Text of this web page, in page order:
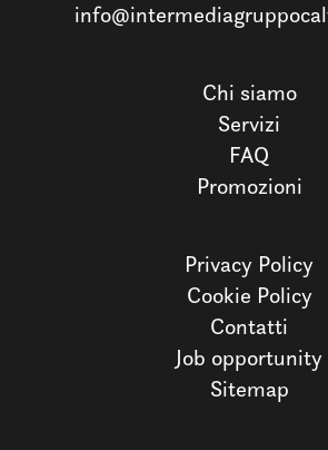
Chi siamo
Servizi
FAQ
Promozioni
Privacy Policy
Cookie Policy
Contatti
Job opportunity
Sitemap